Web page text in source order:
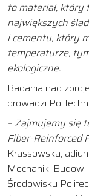
to materiał,
największych
i cementu, który
temperaturze,
ekologiczne.
Badania nad
prowadzi
– Zajmujemy się
Fiber-Reinforced
Krassowska,
Mechaniki
Środowisku